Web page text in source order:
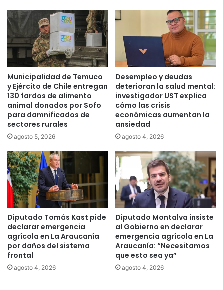
u
c
a
n
í
a
a
l
c
a
n
z
a
e
l
1
0
t
u
r
e
n
t
r
e
g
a
r
e
c
o
m
d
a
c
i
o
n
Municipalidad de Temuco
y Ejército de Chile entregan
130 fardos de alimento
animal donados por Sofo
para damnificados de
sectores rurales
agosto 5, 2026
Desempleo y deudas
deterioran la salud mental:
investigador UST explica
cómo las crisis
económicas aumentan la
ansiedad
agosto 4, 2026
Diputado Tomás Kast pide
declarar emergencia
agrícola en La Araucanía
por daños del sistema
frontal
agosto 4, 2026
Diputado Montalva insiste
al Gobierno en declarar
emergencia agrícola en La
Araucanía: “Necesitamos
que esto sea ya”
agosto 4, 2026